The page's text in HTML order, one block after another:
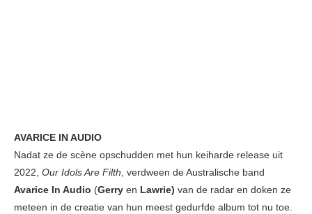
AVARICE IN AUDIO
Nadat ze de scène opschudden met hun keiharde release uit
2022, Our Idols Are Filth , verdween de Australische band
Avarice In Audio (Gerry en Lawrie) van de radar en doken ze
meteen in de creatie van hun meest gedurfde album tot nu toe.